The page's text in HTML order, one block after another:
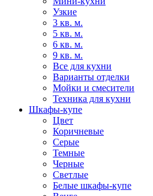
Узкие
3 кв. м.
5 кв. м.
6 кв. м.
9 кв. м.
Все для кухни
Варианты отделки
Мойки и смесители
Техника для кухни
Шкафы-купе
Цвет
Коричневые
Серые
Темные
Черные
Светлые
Белые шкафы-купе